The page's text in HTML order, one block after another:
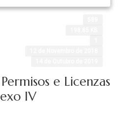
e Licenzas
IV